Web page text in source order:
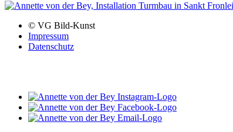
© VG Bild-Kunst
Impressum
Datenschutz